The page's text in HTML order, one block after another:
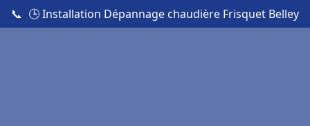
📞 🕒 Installation Dépannage chaudière Frisquet Belley